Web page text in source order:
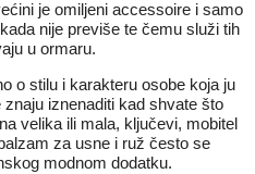
je omiljeni accessoire i samo
nije previše te čemu služi tih
u ormaru.
o stilu i karakteru osobe koja ju
iznenaditi kad shvate što
velika ili mala, ključevi, mobitel
za usne i ruž često se
modnom dodatku.